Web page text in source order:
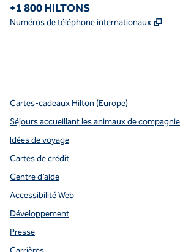
Téléphone :
+1 800 HILTONS
Numéros de téléphone internationaux ,
Cartes-cadeaux Hilton (Europe)
Séjours accueillant les animaux de compagnie
Idées de voyage
Cartes de crédit
Centre d’aide
Accessibilité Web
Développement
Presse